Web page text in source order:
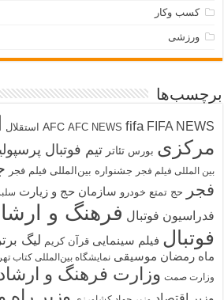
کسب وکار
ورزشی
برچسب‌ها
AFC AFC NEWS fifa FIFA NEWS استقلال
مرکزی بورس تئاتر تیم فوتبال
بین المللی فیلم فجر جشنواره بین‌المللی فیلم فجر
فجر
حج تمتع خودرو سازمان حج و زیارت
فدراسیون فوتبال فرهنگ و
فوتبال فیلم سینمایی قرآن کریم لیگ برتر
ماه رمضان موسیقی نمایشگاه بین‌المللی کتاب
وزارت صمت وزارت فرهنگ و